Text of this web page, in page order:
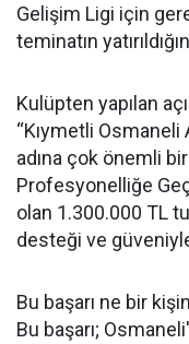
Gelişim Ligi için
teminatın
Kulüpten yapılan
“Kıymetli
adına çok önemli
Profesyonelliğe
olan 1.300.000 TL
desteği ve
Bu başarı ne bir
Bu başarı;